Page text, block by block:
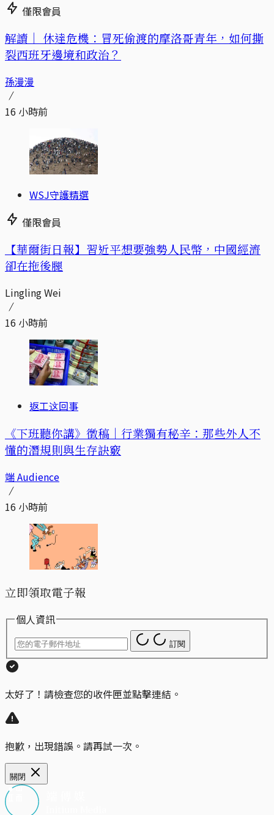
僅限會員
解讀｜ 休達危機：冒死偷渡的摩洛哥青年，如何撕
裂西班牙邊境和政治？
孫漫漫
16 小時前
WSJ守護精選
僅限會員
【華爾街日報】習近平想要強勢人民幣，中國經濟
卻在拖後腿
Lingling Wei
16 小時前
返工这回事
《下班聽你講》徵稿｜行業獨有秘辛：那些外人不
懂的潛規則與生存訣竅
端 Audience
16 小時前
立即領取電子報
個人資訊
訂閱
太好了！請檢查您的收件匣並點擊連結。
抱歉，出現錯誤。請再試一次。
關閉